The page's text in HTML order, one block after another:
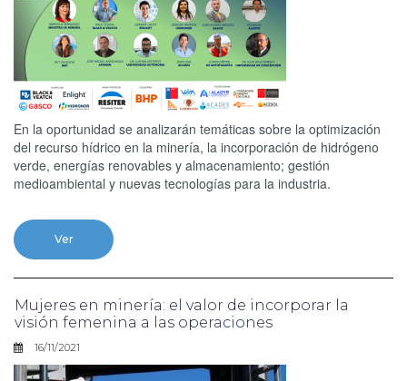
En la oportunidad se analizarán temáticas sobre la optimización
del recurso hídrico en la minería, la incorporación de hidrógeno
verde, energías renovables y almacenamiento; gestión
medioambiental y nuevas tecnologías para la industria.
Ver
Mujeres en minería: el valor de incorporar la
visión femenina a las operaciones
16/11/2021